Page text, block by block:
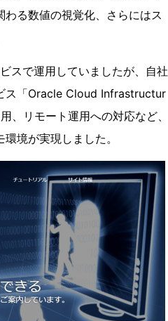
る数値の視覚化、さらにはス
スで運用していましたが、自社
ス「Oracle Cloud Infrastructur
、リモート運用への対応など、
境が実現しました。